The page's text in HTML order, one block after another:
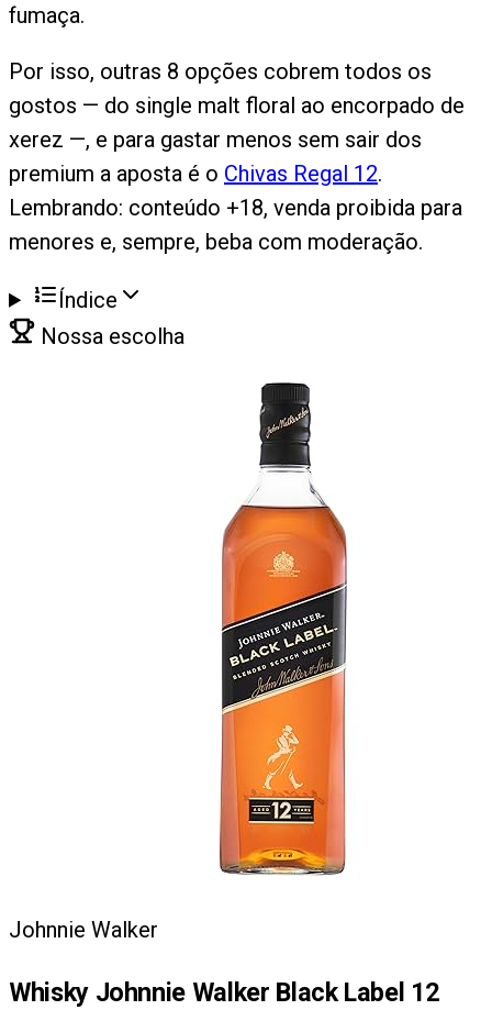
fumaça.
Por isso, outras 8 opções cobrem todos os
gostos — do single malt floral ao encorpado de
xerez —, e para gastar menos sem sair dos
premium a aposta é o Chivas Regal 12.
Lembrando: conteúdo +18, venda proibida para
menores e, sempre, beba com moderação.
Índice
Nossa escolha
Johnnie Walker
Whisky Johnnie Walker Black Label 12